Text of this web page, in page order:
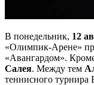
В понедельник, 12
«Олимпик-Арене»
«Авангардом».
Салея. Между тем
теннисного